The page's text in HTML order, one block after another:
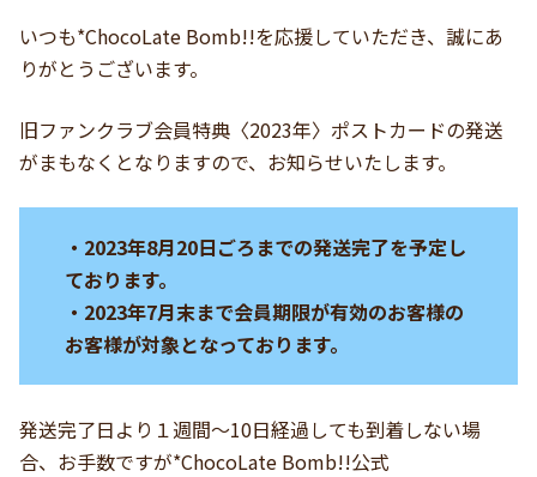
いつも*ChocoLate Bomb!!を応援していただき、誠にあ
りがとうございます。
旧ファンクラブ会員特典〈2023年〉ポストカードの発送
がまもなくとなりますので、お知らせいたします。
・2023年8月20日ごろまでの発送完了を予定し
ております。
・2023年7月末まで会員期限が有効のお客様の
お客様が対象となっております。
発送完了日より１週間～10日経過しても到着しない場
合、お手数ですが*ChocoLate Bomb!!公式